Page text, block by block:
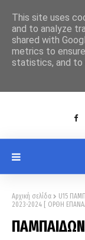
Αρχική σελίδα U15
2023-2024 [ ΟΡΘΗ
This site uses
and to analyze
shared with
metrics to
statistics, and to